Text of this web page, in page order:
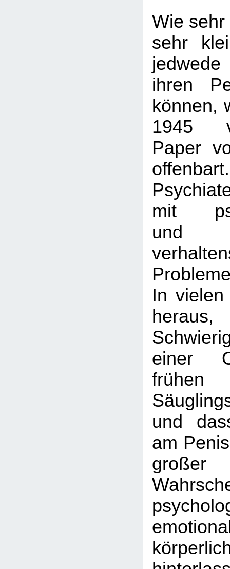
Wie
sehr
ihren
können,
1945
Paper
mit
und
In
einer
frühen
und
am
großer